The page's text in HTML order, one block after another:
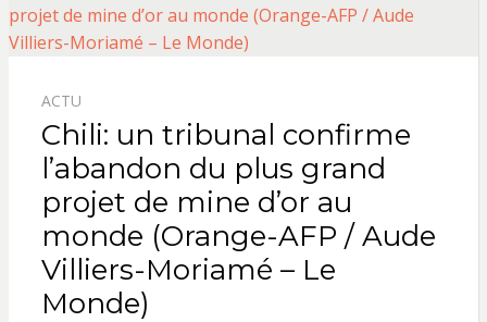
ACTU
Chili: un tribunal confirme
l’abandon du plus grand
projet de mine d’or au
monde (Orange-AFP / Aude
Villiers-Moriamé – Le
Monde)